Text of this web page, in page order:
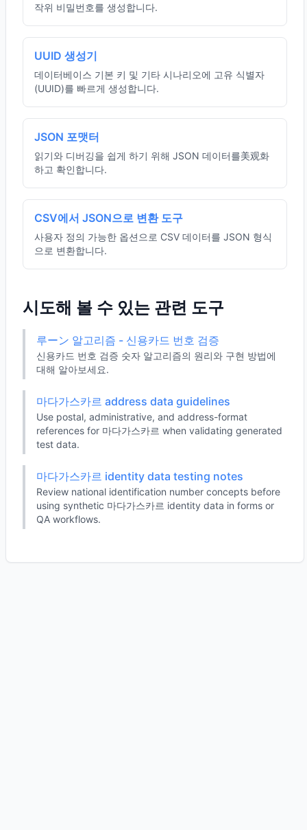
작위 비밀번호를 생성합니다.
UUID 생성기
데이터베이스 기본 키 및 기타 시나리오에 고유 식별자
(UUID)를 빠르게 생성합니다.
JSON 포맷터
읽기와 디버깅을 쉽게 하기 위해 JSON 데이터를美观화
하고 확인합니다.
CSV에서 JSON으로 변환 도구
사용자 정의 가능한 옵션으로 CSV 데이터를 JSON 형식
으로 변환합니다.
시도해 볼 수 있는 관련 도구
루ーン 알고리즘 - 신용카드 번호 검증
신용카드 번호 검증 숫자 알고리즘의 원리와 구현 방법에
대해 알아보세요.
마다가스카르 address data guidelines
Use postal, administrative, and address-format
references for 마다가스카르 when validating generated
test data.
마다가스카르 identity data testing notes
Review national identification number concepts before
using synthetic 마다가스카르 identity data in forms or
QA workflows.